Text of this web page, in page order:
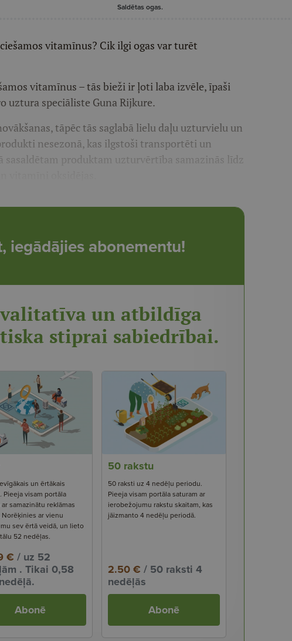
Saldētas ogas.
vitamīnus? Cik ilgi ogas var turēt
vitamīnus – tās bieži ir ļoti laba izvēle, īpaši
uztura speciāliste Guna Rijkure.
tāpēc tās saglabā lielu daļu uzturvielu un
nesezonā, kas ilgstoši transportēti un
sasaldētam produktam uzturvērtība samazinās līdz
iegādājies abonementu!
un atbildīga
stiprai sabiedrībai.
un ērtākais
Pieeja visam portāla
samazinātu reklāmas
ar vienu
sev ērtā veidā, un lieto
52 nedēļas.
€ / uz 52
. Tikai 0,58
Abonē
50 rakstu
50 raksti uz 4 nedēļu periodu.
Pieeja visam portāla saturam ar
ierobežojumu rakstu skaitam, kas
jāizmanto 4 nedēļu periodā.
2.50 € / 50 raksti 4
nedēļās
Abonē